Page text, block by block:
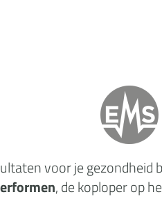
voor je gezondheid
, de koploper op